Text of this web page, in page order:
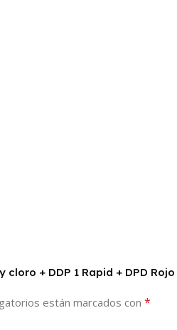
+ DDP 1 Rapid + DPD
están marcados con *